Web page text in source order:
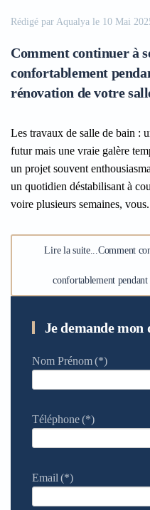
Rédigé par Aqualya le 10 Mai
Comment continuer à
confortablement
rénovation de votre
Les travaux de salle de bain :
futur mais une vraie galère
un projet souvent
un quotidien déstabilisant à
voire plusieurs semaines,
Lire la suite...Comment
confortablement pendant
Je demande
Nom Prénom(*)
Téléphone(*)
Email (*)